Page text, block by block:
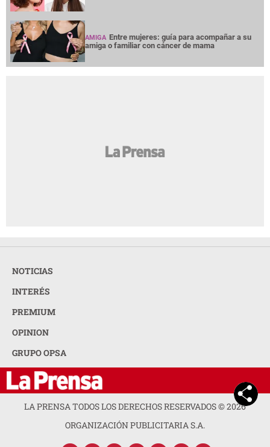
AMIGA Entre mujeres: guía para acompañar a su
amiga o familiar con cáncer de mama
NOTICIAS
INTERÉS
PREMIUM
OPINION
GRUPO OPSA
LA PRENSA TODOS LOS DERECHOS RESERVADOS ©2026
ORGANIZACIÓN PUBLICITARIA S.A.